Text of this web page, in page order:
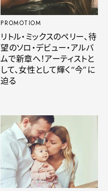
PROMOTIOM
リトル・ミックスのペリー、待
望のソロ・デビュー・アルバ
ムで新章へ！アーティストと
して、女性として輝く“今”に
迫る